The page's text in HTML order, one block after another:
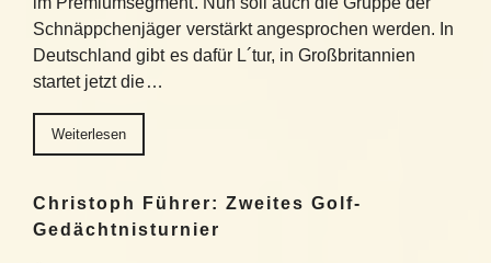
Schnäppchenjäger verstärkt angesprochen werden. In
Deutschland gibt es dafür L´tur, in Großbritannien
startet jetzt die…
Weiterlesen
Christoph Führer: Zweites Golf-
Gedächtnisturnier